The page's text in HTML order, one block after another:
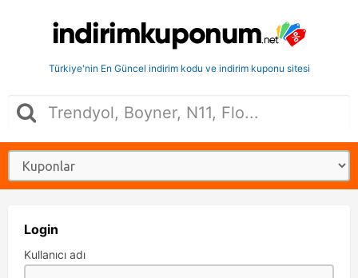
Türkiye'nin En Güncel indirim kodu ve indirim kuponu sitesi
Login
Kullanıcı adı